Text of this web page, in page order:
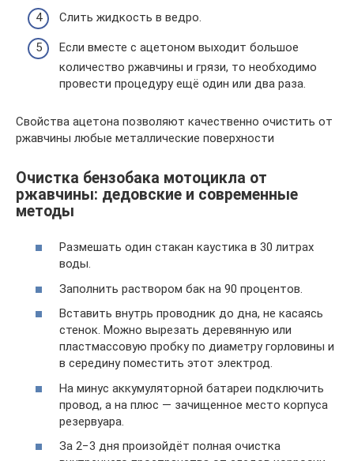
Слить жидкость в ведро.
Если вместе с ацетоном выходит большое
количество ржавчины и грязи, то необходимо
провести процедуру ещё один или два раза.
Свойства ацетона позволяют качественно очистить от
ржавчины любые металлические поверхности
Очистка бензобака мотоцикла от
ржавчины: дедовские и современные
методы
Размешать один стакан каустика в 30 литрах
воды.
Заполнить раствором бак на 90 процентов.
Вставить внутрь проводник до дна, не касаясь
стенок. Можно вырезать деревянную или
пластмассовую пробку по диаметру горловины и
в середину поместить этот электрод.
На минус аккумуляторной батареи подключить
провод, а на плюс — зачищенное место корпуса
резервуара.
За 2−3 дня произойдёт полная очистка